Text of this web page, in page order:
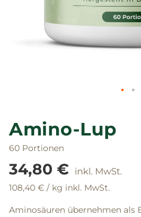
der
Bildgalerie
Amino-Lup
60 Portionen
34,80 €
108,40 € / kg inkl. MwSt.
Aminosäuren übernehmen als